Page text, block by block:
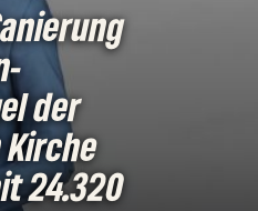
der
24.320